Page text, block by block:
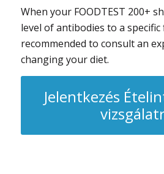
When your FOODTEST 200+
level of antibodies to a
recommended to consult an
changing your diet.
Jelentkezés